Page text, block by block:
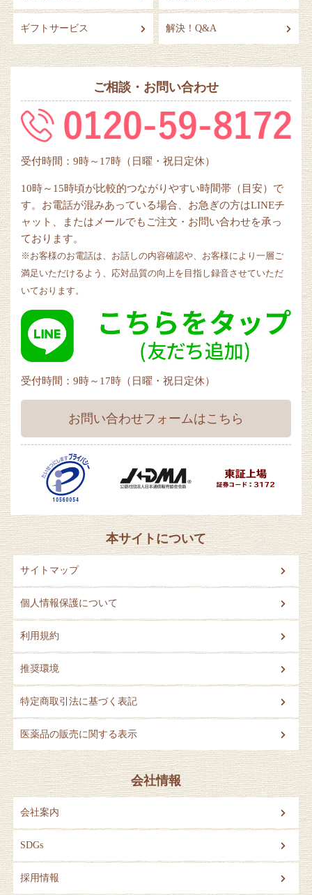
ギフトサービス 解決！Q&A
ご相談・お問い合わせ
受付時間：9時～17時（日曜・祝日定休）
10時～15時頃が比較的つながりやすい時間帯（目安）で
す。お電話が混みあっている場合、お急ぎの方はLINEチ
ャット、またはメールでもご注文・お問い合わせを承っ
ております。
※お客様のお電話は、お話しの内容確認や、お客様により一層ご
満足いただけるよう、応対品質の向上を目指し録音させていただ
いております。
受付時間：9時～17時（日曜・祝日定休）
お問い合わせフォームはこちら
本サイトについて
サイトマップ
個人情報保護について
利用規約
推奨環境
特定商取引法に基づく表記
医薬品の販売に関する表示
会社情報
会社案内
SDGs
採用情報